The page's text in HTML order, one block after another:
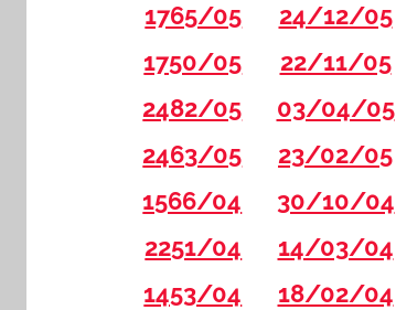
1765/05
24/12/05
1750/05
22/11/05
2482/05
03/04/05
2463/05
23/02/05
1566/04
30/10/04
2251/04
14/03/04
1453/04
18/02/04